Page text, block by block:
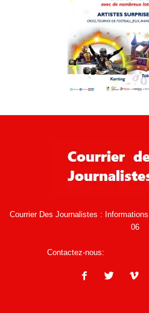
Courrier Des Journalistes :
06
Contactez-nous: